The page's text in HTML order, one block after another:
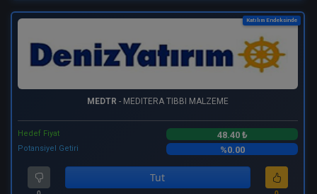
Katılım Endeksinde
MEDTR - MEDITERA TIBBI MALZEME
Hedef Fiyat 48.40 ₺
Potansiyel Getiri %0.00
Tut